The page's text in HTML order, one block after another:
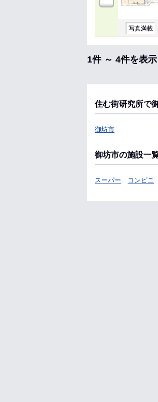
写真満載
1件 ～ 4件を表示
住む街研究所で
御坊市
御坊市の施設一
スーパー コンビニ